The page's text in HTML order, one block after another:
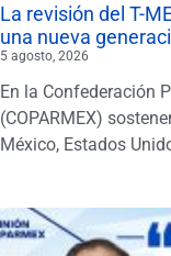
La revisión del T-
una nueva
5 agosto, 2026
En la Confederación
(COPARMEX)
México, Estados